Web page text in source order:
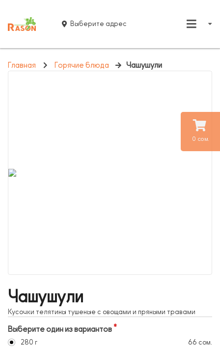
0 сом.
Выберите адрес
Главная Горячие блюда Чашушули
Чашушули
Кусочки телятины тушеные с овощами и пряными травами
Выберите один из вариантов
280 г 66 сом.